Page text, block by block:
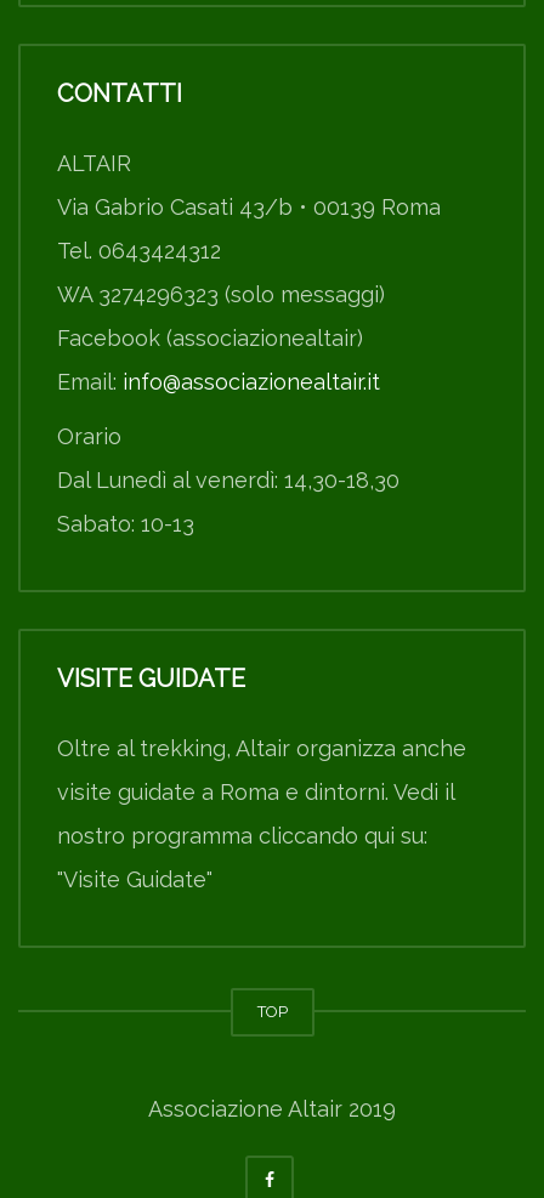
CONTATTI
ALTAIR
Via Gabrio Casati 43/b • 00139 Roma
Tel. 0643424312
WA 3274296323 (solo messaggi)
Facebook (associazionealtair)
Email: info@associazionealtair.it
Orario
Dal Lunedì al venerdì: 14,30-18,30
Sabato: 10-13
VISITE GUIDATE
Oltre al trekking, Altair organizza anche
visite guidate a Roma e dintorni. Vedi il
nostro programma cliccando qui su:
"Visite Guidate"
TOP
Associazione Altair 2019